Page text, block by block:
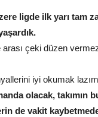
ligde ilk yarı tam
çeki düzen
iyi okumak
olacak, takımın
de vakit